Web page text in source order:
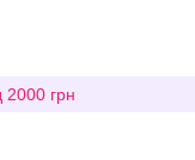
2000 грн